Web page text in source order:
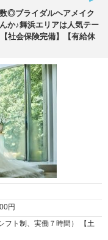
◎ブライダルヘアメイク
か♪舞浜エリアは人気テー
社会保険完備】【有給休
円
制、実働７時間） 【土